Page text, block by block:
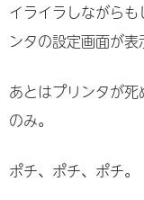
イライラしながら
ンタの設定画面が表
あとはプリンタが
のみ。
ポチ、ポチ、ポチ。